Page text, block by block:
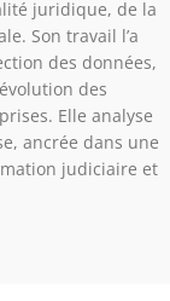
juridique, de la
Son travail l’a
des données,
des
Elle analyse
ancrée dans une
judiciaire et